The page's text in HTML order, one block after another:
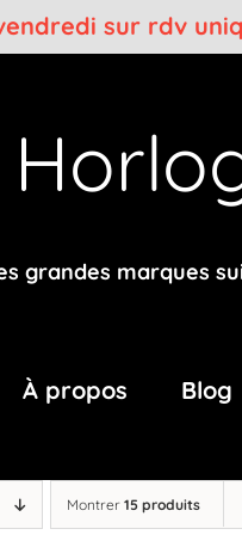
sur rdv
grandes marques
À propos Blog
Montrer 15 produits